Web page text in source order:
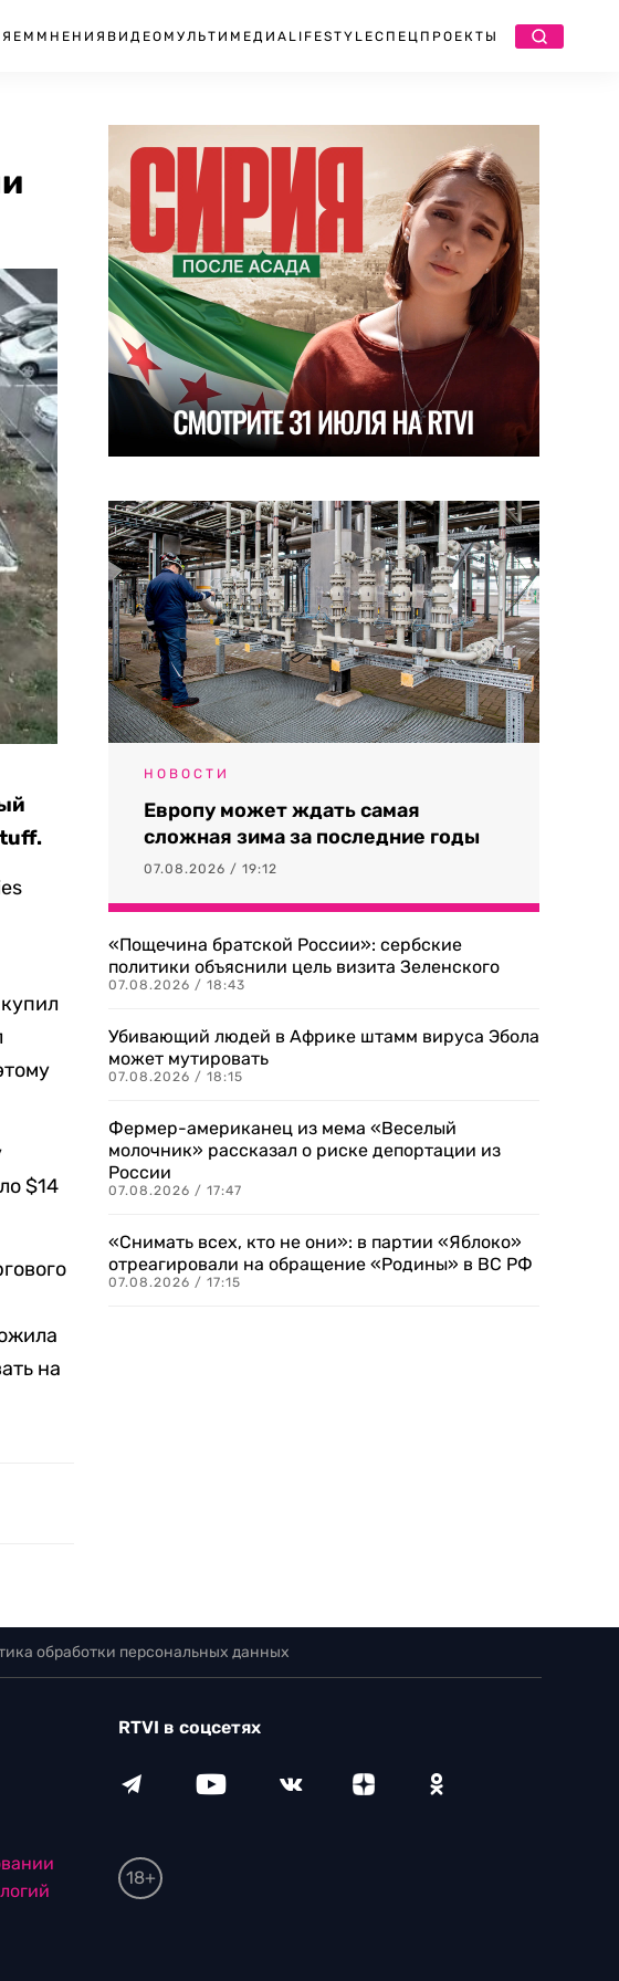
МНЕНИЯ ВИДЕО МУЛЬТИМЕДИА LIFESTYLEСПЕЦПРОЕКТЫ
$14
на
НОВОСТИ
Европу может ждать самая
сложная зима за последние годы
07.08.2026 / 19:12
«Пощечина братской России»: сербские
политики объяснили цель визита Зеленского
07.08.2026 / 18:43
Убивающий людей в Африке штамм вируса Эбола
может мутировать
07.08.2026 / 18:15
Фермер-американец из мема «Веселый
молочник» рассказал о риске депортации из
России
07.08.2026 / 17:47
«Снимать всех, кто не они»: в партии «Яблоко»
отреагировали на обращение «Родины» в ВС РФ
07.08.2026 / 17:15
обработки персональных данных
RTVI в соцсетях
18+